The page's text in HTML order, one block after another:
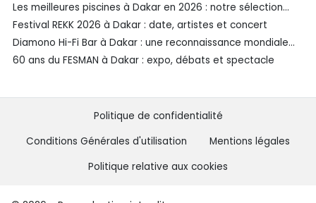
Les meilleures piscines à Dakar en 2026 : notre sélection
SénéGuide
Festival REKK 2026 à Dakar : date, artistes et concert
Diamono Hi-Fi Bar à Dakar : une reconnaissance mondiale
aux Spirited Awards®️ 2026
60 ans du FESMAN à Dakar : expo, débats et spectacle
Politique de confidentialité
Conditions Générales d'utilisation
Mentions légales
Politique relative aux cookies